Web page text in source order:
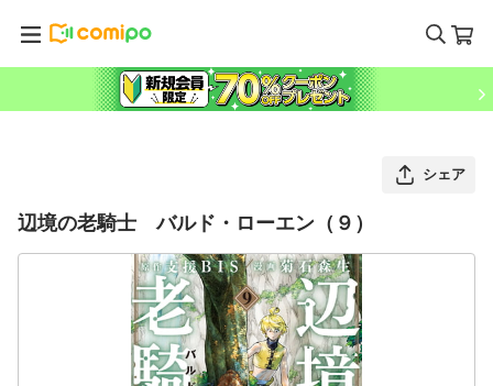
シェア
辺境の老騎士 バルド・ローエン（９）